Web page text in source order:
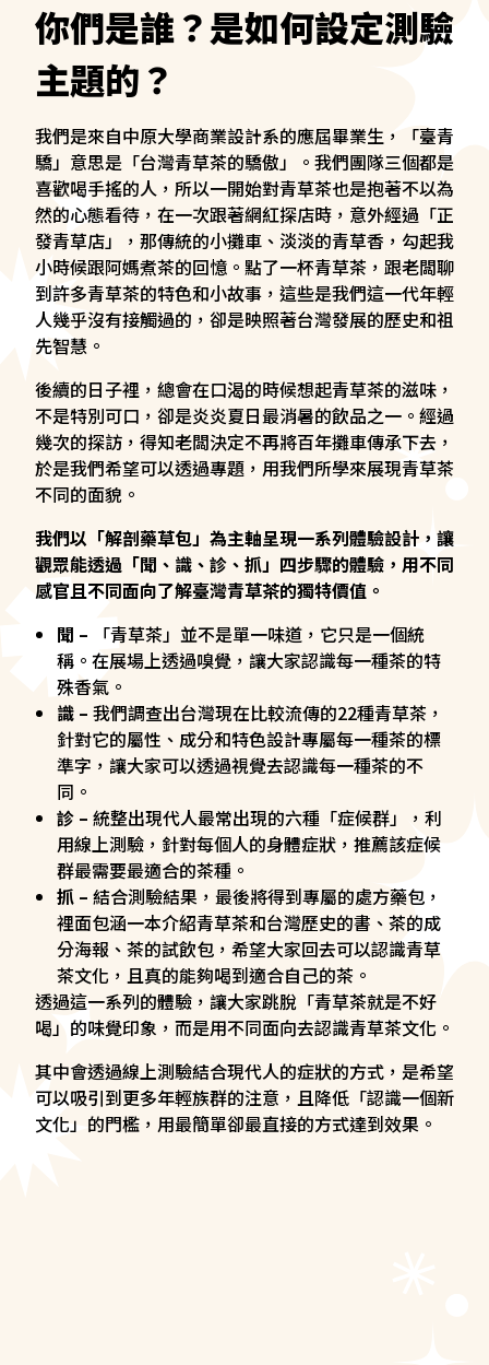
你們是誰？是如何設定測驗
主題的？
我們是來自中原大學商業設計系的應屆畢業生，「臺青
驕」意思是「台灣青草茶的驕傲」。我們團隊三個都是
喜歡喝手搖的人，所以一開始對青草茶也是抱著不以為
然的心態看待，在一次跟著網紅探店時，意外經過「正
發青草店」，那傳統的小攤車、淡淡的青草香，勾起我
小時候跟阿媽煮茶的回憶。點了一杯青草茶，跟老闆聊
到許多青草茶的特色和小故事，這些是我們這一代年輕
人幾乎沒有接觸過的，卻是映照著台灣發展的歷史和祖
先智慧。
後續的日子裡，總會在口渴的時候想起青草茶的滋味，
不是特別可口，卻是炎炎夏日最消暑的飲品之一。經過
幾次的探訪，得知老闆決定不再將百年攤車傳承下去，
於是我們希望可以透過專題，用我們所學來展現青草茶
不同的面貌。
我們以「解剖藥草包」為主軸呈現一系列體驗設計，讓
觀眾能透過「聞、識、診、抓」四步驟的體驗，用不同
感官且不同面向了解臺灣青草茶的獨特價值。
聞 –
「青草茶」並不是單一味道，它只是一個統
稱。在展場上透過嗅覺，讓大家認識每一種茶的特
殊香氣。
識 – 我們調查出台灣現在比較流傳的22種青草茶，
針對它的屬性、成分和特色設計專屬每一種茶的標
準字，讓大家可以透過視覺去認識每一種茶的不
同。
診 – 統整出現代人最常出現的六種「症候群」，利
用線上測驗，針對每個人的身體症狀，推薦該症候
群最需要最適合的茶種。
抓 – 結合測驗結果，最後將得到專屬的處方藥包，
裡面包涵一本介紹青草茶和台灣歷史的書、茶的成
分海報、茶的試飲包，希望大家回去可以認識青草
茶文化，且真的能夠喝到適合自己的茶。
透過這一系列的體驗，讓大家跳脫「青草茶就是不好
喝」的味覺印象，而是用不同面向去認識青草茶文化。
其中會透過線上測驗結合現代人的症狀的方式，是希望
可以吸引到更多年輕族群的注意，且降低「認識一個新
文化」的門檻，用最簡單卻最直接的方式達到效果。